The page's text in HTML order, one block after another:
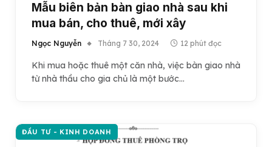
Mẫu biên bản bàn giao nhà sau khi
mua bán, cho thuê, mới xây
Ngọc Nguyễn Tháng 7 30, 2024 12 phút đọc
Khi mua hoặc thuê một căn nhà, việc bàn giao nhà
từ nhà thầu cho gia chủ là một bước…
ĐẦU TƯ - KINH DOANH